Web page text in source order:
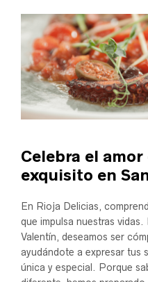
Celebra el
exquisito en
En Rioja Delicias,
que impulsa nuestras
Valentín, deseamos ser
ayudándote a expresar tus
única y especial. Porque